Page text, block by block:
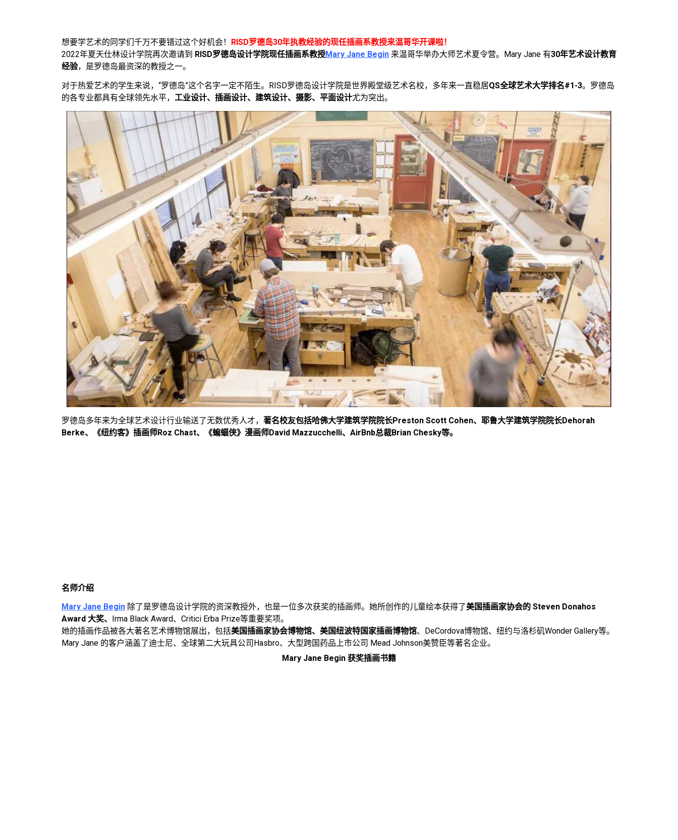
想要学艺术的同学们千万不要错过这个好机会！ RISD罗德岛30年执教经验的现任插画系教授来温哥华开课啦！
2022年夏天仕林设计学院再次邀请到 RISD罗德岛设计学院现任插画系教授Mary Jane Begin 来温哥华举办大师艺术夏令营。Mary Jane 有30年艺术设计教育
经验，是罗德岛最资深的教授之一。
对于热爱艺术的学生来说，“罗德岛”这个名字一定不陌生。RISD罗德岛设计学院是世界殿堂级艺术名校，多年来一直稳居QS全球艺术大学排名#1-3。罗德岛
的各专业都具有全球领先水平， 工业设计、插画设计、建筑设计、摄影、平面设计尤为突出。
罗德岛多年来为全球艺术设计行业输送了无数优秀人才， 著名校友包括哈佛大学建筑学院院长Preston Scott Cohen、耶鲁大学建筑学院院长Dehorah
Berke、《纽约客》插画师Roz Chast、《蝙蝠侠》漫画师David Mazzucchelli、AirBnb总裁Brian Chesky等。
名师介绍
Mary Jane Begin 除了是罗德岛设计学院的资深教授外，也是一位多次获奖的插画师。她所创作的儿童绘本获得了美国插画家协会的 Steven Donahos
Award 大奖、
Irma Black Award、Critici Erba Prize等重要奖项。
她的插画作品被各大著名艺术博物馆展出，包括美国插画家协会博物馆、美国纽波特国家插画博物馆、DeCordova博物馆、纽约与洛杉矶Wonder Gallery等。
Mary Jane 的客户涵盖了迪士尼、全球第二大玩具公司Hasbro、大型跨国药品上市公司 Mead Johnson美赞臣等著名企业。
Mary Jane Begin 获奖插画书籍